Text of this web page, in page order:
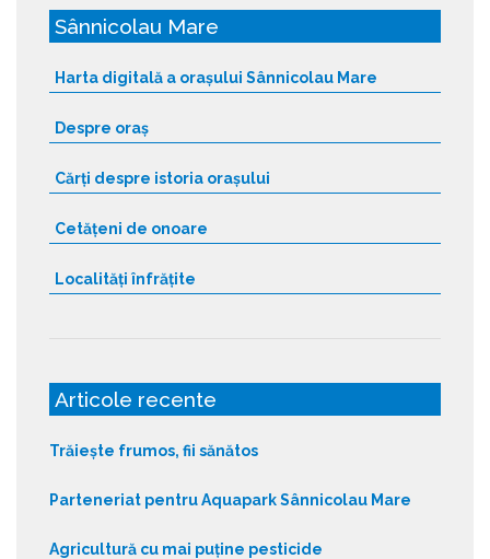
Sânnicolau Mare
Harta digitală a orașului Sânnicolau Mare
Despre oraș
Cărți despre istoria orașului
Cetățeni de onoare
Localități înfrățite
Articole recente
Trăiește frumos, fii sănătos
Parteneriat pentru Aquapark Sânnicolau Mare
Agricultură cu mai puține pesticide